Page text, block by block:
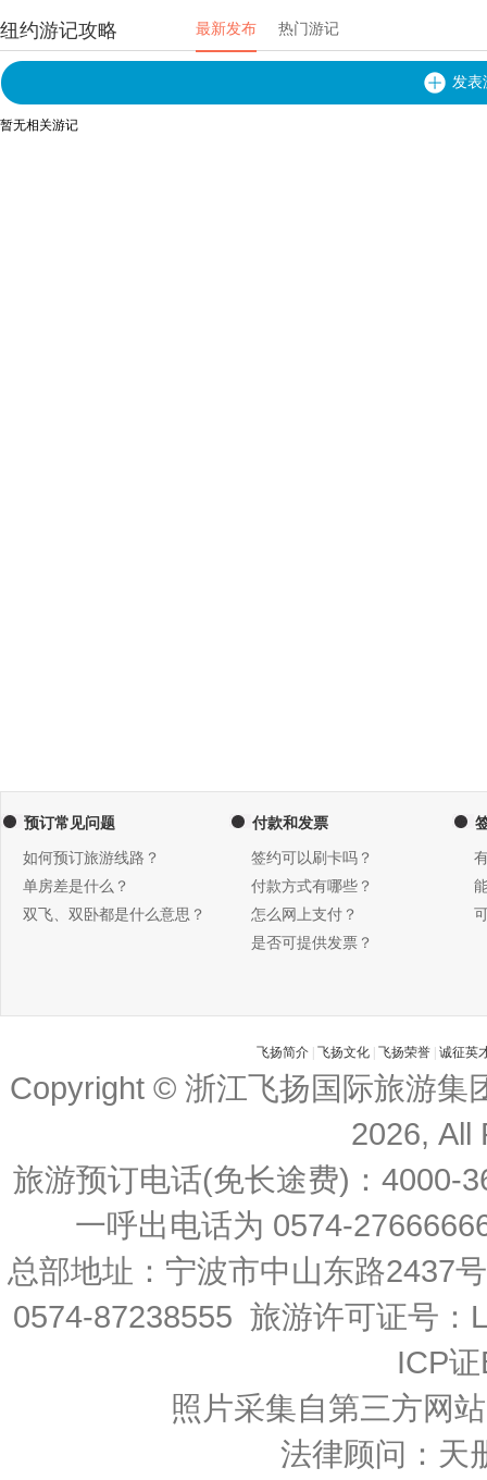
纽约游记攻略 最新发布 热门游记
发表
暂无相关游记
预订常见问题
如何预订旅游线路？
单房差是什么？
双飞、双卧都是什么意思？
付款和发票
签约可以刷卡吗？
付款方式有哪些？
怎么网上支付？
是否可提供发票？
飞扬简介 飞扬文化 飞扬荣誉 诚征英
Copyright © 浙江飞扬国际旅游集
2026, All
旅游预订电话(免长途费)：4000-
一呼出电话为 0574-
总部地址：宁波市中山东路2437
0574-87238555 旅游许可证号
ICP
照片采集自第三方网
法律顾问：天